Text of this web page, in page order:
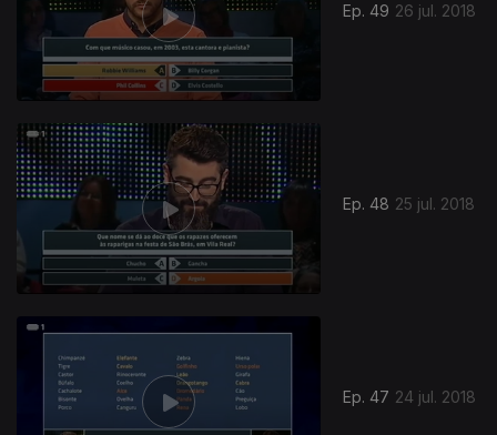
Ep. 49 26 jul. 2018
Ep. 48 25 jul. 2018
Ep. 47 24 jul. 2018
358201